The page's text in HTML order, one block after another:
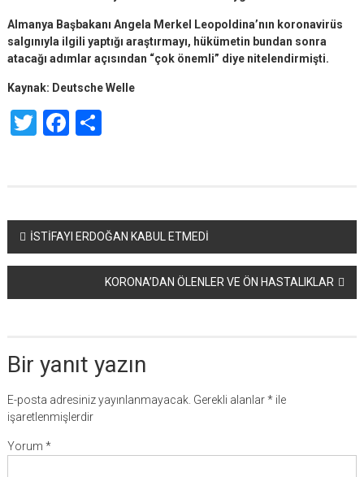
Almanya Başbakanı Angela Merkel Leopoldina’nın koronavirüs
salgınıyla ilgili yaptığı araştırmayı, hükümetin bundan sonra
atacağı adımlar açısından “çok önemli” diye nitelendirmişti.
Kaynak: Deutsche Welle
TwitterFacebook
Share
Yazı
dolaşımı
İSTİFAYI ERDOĞAN KABUL ETMEDİ
KORONA’DAN ÖLENLER VE ÖN HASTALIKLAR
Bir yanıt yazın
E-posta adresiniz yayınlanmayacak. Gerekli alanlar*ile
işaretlenmişlerdir
Yorum *